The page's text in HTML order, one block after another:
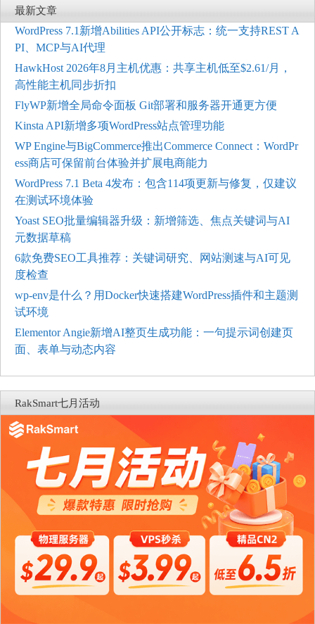
最新文章
WordPress 7.1新增Abilities API公开标志：统一支持REST A
PI、MCP与AI代理
HawkHost 2026年8月主机优惠：共享主机低至$2.61/月，
高性能主机同步折扣
FlyWP新增全局命令面板 Git部署和服务器开通更方便
Kinsta API新增多项WordPress站点管理功能
WP Engine与BigCommerce推出Commerce Connect：WordPr
ess商店可保留前台体验并扩展电商能力
WordPress 7.1 Beta 4发布：包含114项更新与修复，仅建议
在测试环境体验
Yoast SEO批量编辑器升级：新增筛选、焦点关键词与AI
元数据草稿
6款免费SEO工具推荐：关键词研究、网站测速与AI可见
度检查
wp-env是什么？用Docker快速搭建WordPress插件和主题测
试环境
Elementor Angie新增AI整页生成功能：一句提示词创建页
面、表单与动态内容
RakSmart七月活动